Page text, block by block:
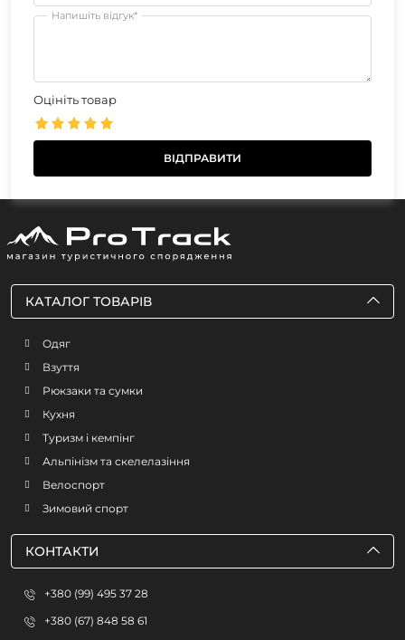
Напишіть відгук*
Оцініть товар
КАТАЛОГ ТОВАРІВ
Одяг
Взуття
Рюкзаки та сумки
Кухня
Туризм і кемпінг
Альпінізм та скелелазіння
Велоспорт
Зимовий спорт
КОНТАКТИ
+380 (99) 495 37 28
+380 (67) 848 58 61